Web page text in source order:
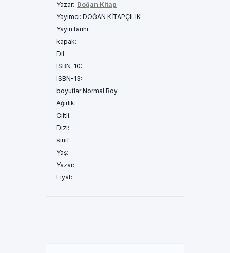
Yazar: Doğan Kitap
Yayımcı: DOĞAN KİTAPÇILIK
Yayın tarihi:
kapak:
Dil:
ISBN-10:
ISBN-13:
boyutlar:Normal Boy
Ağırlık:
Ciltli:
Dizi:
sınıf:
Yaş:
Yazar:
Fiyat: